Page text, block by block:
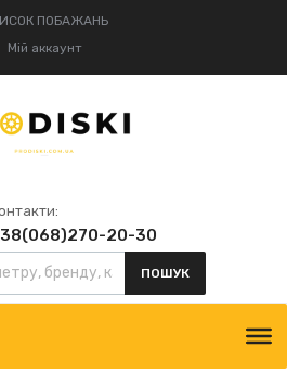
ПОБАЖАНЬ
Мій аккаунт
20-30
52-75
ПОШУК